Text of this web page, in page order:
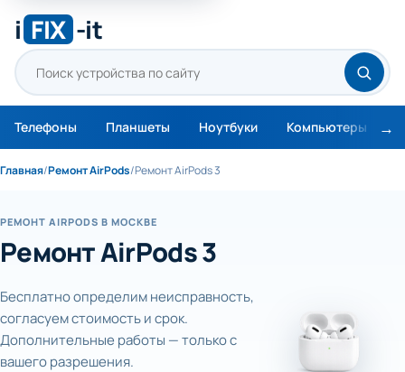
i FIX -it
Телефоны Планшеты Ноутбуки Компьютеры
Главная/Ремонт AirPods/Ремонт AirPods 3
РЕМОНТ AIRPODS В МОСКВЕ
Ремонт AirPods 3
Бесплатно определим неисправность,
согласуем стоимость и срок.
Дополнительные работы — только с
вашего разрешения.